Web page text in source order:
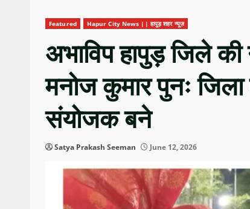
Featured Hapur City News || हापुड़ शहर न्यूज़
अभाविप हापुड़ जिले की
मनोज कुमार पुनः
संयोजक बने
Satya Prakash Seeman June 12, 2026